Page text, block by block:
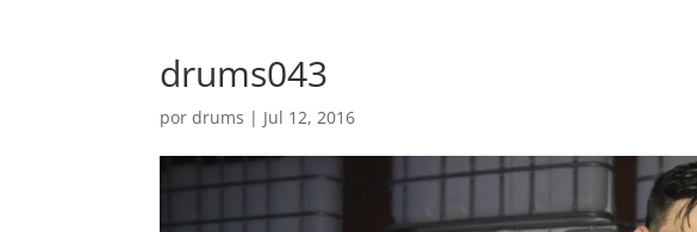
drums043
pordrums | Jul 12, 2016